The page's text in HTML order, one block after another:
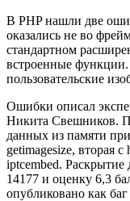
В PHP нашли две
оказались не во
стандартном
встроенные функции.
пользовательские
Ошибки описал
Никита Свешников.
данных из памяти
getimagesize, вторая
iptcembed.
14177 и оценку 6,3
опубликовано как